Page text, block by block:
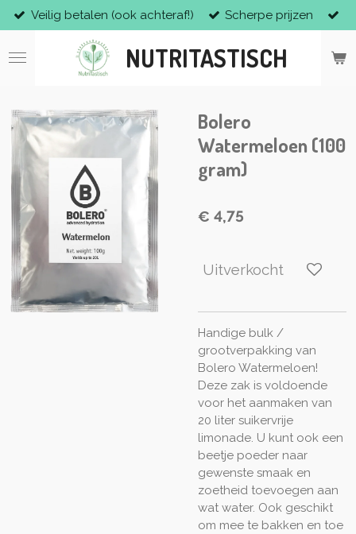
Ga
direct
naar
NUTRITASTISCH
Veilig betalen (ook achteraf!) Scherpe prijzen
Bolero
Watermeloen (100
gram)
€ 4,75
Uitverkocht
Handige bulk /
grootverpakking van
Bolero Watermeloen!
Deze zak is voldoende
voor het aanmaken van
20 liter suikervrije
limonade. U kunt ook een
beetje poeder naar
gewenste smaak en
zoetheid toevoegen aan
wat water. Ook geschikt
om mee te bakken en toe